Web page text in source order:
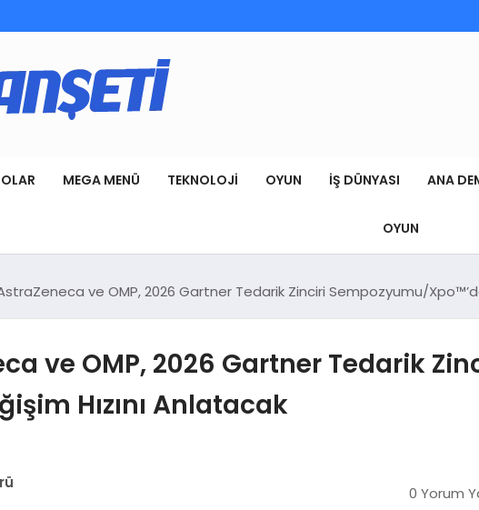
MEGA MENÜ TEKNOLOJI OYUN İŞ DÜNYASI ANA
OYUN
ve OMP, 2026 Gartner Tedarik Zinciri Sempozyumu/
ve OMP, 2026 Gartner Tedarik
Hızını Anlatacak
0 Yorum